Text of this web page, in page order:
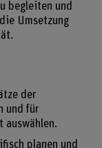
begleiten und
Umsetzung
der
und für
auswählen.
planen und